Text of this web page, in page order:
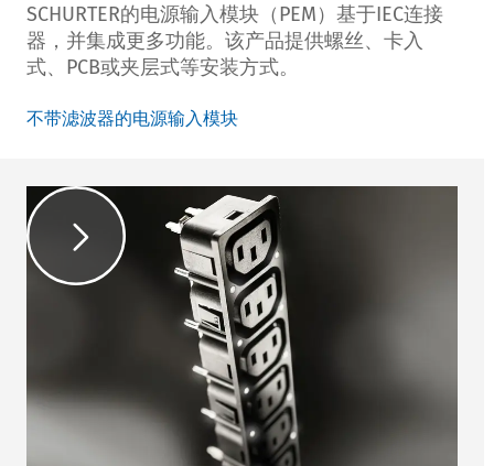
SCHURTER的电源输入模块（PEM）基于IEC连接
器，并集成更多功能。该产品提供螺丝、卡入
式、PCB或夹层式等安装方式。
不带滤波器的电源输入模块